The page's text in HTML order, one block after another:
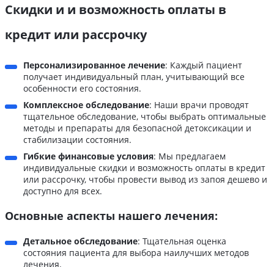
Скидки и и возможность оплаты в
кредит или рассрочку
Персонализированное лечение: Каждый пациент
получает индивидуальный план, учитывающий все
особенности его состояния.
Комплексное обследование: Наши врачи проводят
тщательное обследование, чтобы выбрать оптимальные
методы и препараты для безопасной детоксикации и
стабилизации состояния.
Гибкие финансовые условия: Мы предлагаем
индивидуальные скидки и возможность оплаты в кредит
или рассрочку, чтобы провести вывод из запоя дешево и
доступно для всех.
Основные аспекты нашего лечения:
Детальное обследование: Тщательная оценка
состояния пациента для выбора наилучших методов
лечения.